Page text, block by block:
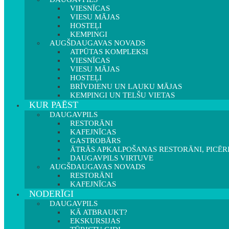
VIESNĪCAS
VIESU MĀJAS
HOSTEĻI
KEMPINGI
AUGŠDAUGAVAS NOVADS
ATPŪTAS KOMPLEKSI
VIESNĪCAS
VIESU MĀJAS
HOSTEĻI
BRĪVDIENU UN LAUKU MĀJAS
KEMPINGI UN TELŠU VIETAS
KUR PAĒST
DAUGAVPILS
RESTORĀNI
KAFEJNĪCAS
GASTROBĀRS
ĀTRĀS APKALPOŠANAS RESTORĀNI,
DAUGAVPILS VIRTUVE
AUGŠDAUGAVAS NOVADS
RESTORĀNI
KAFEJNĪCAS
NODERĪGI
DAUGAVPILS
KĀ ATBRAUKT?
EKSKURSIJAS